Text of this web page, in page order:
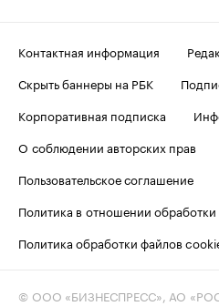
Контактная информация
Скрыть баннеры на РБК
Корпоративная подписка
О соблюдении авторских прав
Пользовательское соглашение
Политика в отношении
Политика обработки файлов
© ООО «БИЗНЕСПРЕСС», АО